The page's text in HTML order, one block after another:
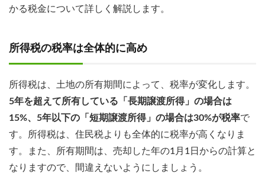
かる税金について詳しく解説します。
所得税の税率は全体的に高め
所得税は、土地の所有期間によって、税率が変化します。
5年を超えて所有している「長期譲渡所得」の場合は
15%、5年以下の「短期譲渡所得」の場合は30%が税率で
す。所得税は、住民税よりも全体的に税率が高くなりま
す。また、所有期間は、売却した年の1月1日からの計算と
なりますので、間違えないようにしましょう。